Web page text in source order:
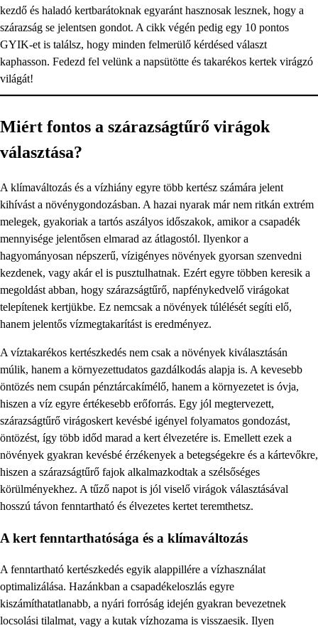
kezdő és haladó kertbarátoknak egyaránt hasznosak lesznek, hogy a
szárazság se jelentsen gondot. A cikk végén pedig egy 10 pontos
GYIK-et is találsz, hogy minden felmerülő kérdésed választ
kaphasson. Fedezd fel velünk a napsütötte és takarékos kertek virágzó
világát!
Miért fontos a szárazságtűrő virágok
választása?
A klímaváltozás és a vízhiány egyre több kertész számára jelent
kihívást a növénygondozásban. A hazai nyarak már nem ritkán extrém
melegek, gyakoriak a tartós aszályos időszakok, amikor a csapadék
mennyisége jelentősen elmarad az átlagostól. Ilyenkor a
hagyományosan népszerű, vízigényes növények gyorsan szenvedni
kezdenek, vagy akár el is pusztulhatnak. Ezért egyre többen keresik a
megoldást abban, hogy szárazságtűrő, napfénykedvelő virágokat
telepítenek kertjükbe. Ez nemcsak a növények túlélését segíti elő,
hanem jelentős vízmegtakarítást is eredményez.
A víztakarékos kertészkedés nem csak a növények kiválasztásán
múlik, hanem a környezettudatos gazdálkodás alapja is. A kevesebb
öntözés nem csupán pénztárcakímélő, hanem a környezetet is óvja,
hiszen a víz egyre értékesebb erőforrás. Egy jól megtervezett,
szárazságtűrő virágoskert kevésbé igényel folyamatos gondozást,
öntözést, így több időd marad a kert élvezetére is. Emellett ezek a
növények gyakran kevésbé érzékenyek a betegségekre és a kártevőkre,
hiszen a szárazságtűrő fajok alkalmazkodtak a szélsőséges
körülményekhez. A tűző napot is jól viselő virágok választásával
hosszú távon fenntartható és élvezetes kertet teremthetsz.
A kert fenntarthatósága és a klímaváltozás
A fenntartható kertészkedés egyik alappillére a vízhasználat
optimalizálása. Hazánkban a csapadékeloszlás egyre
kiszámíthatatlanabb, a nyári forróság idején gyakran bevezetnek
locsolási tilalmat, vagy a kutak vízhozama is visszaesik. Ilyen